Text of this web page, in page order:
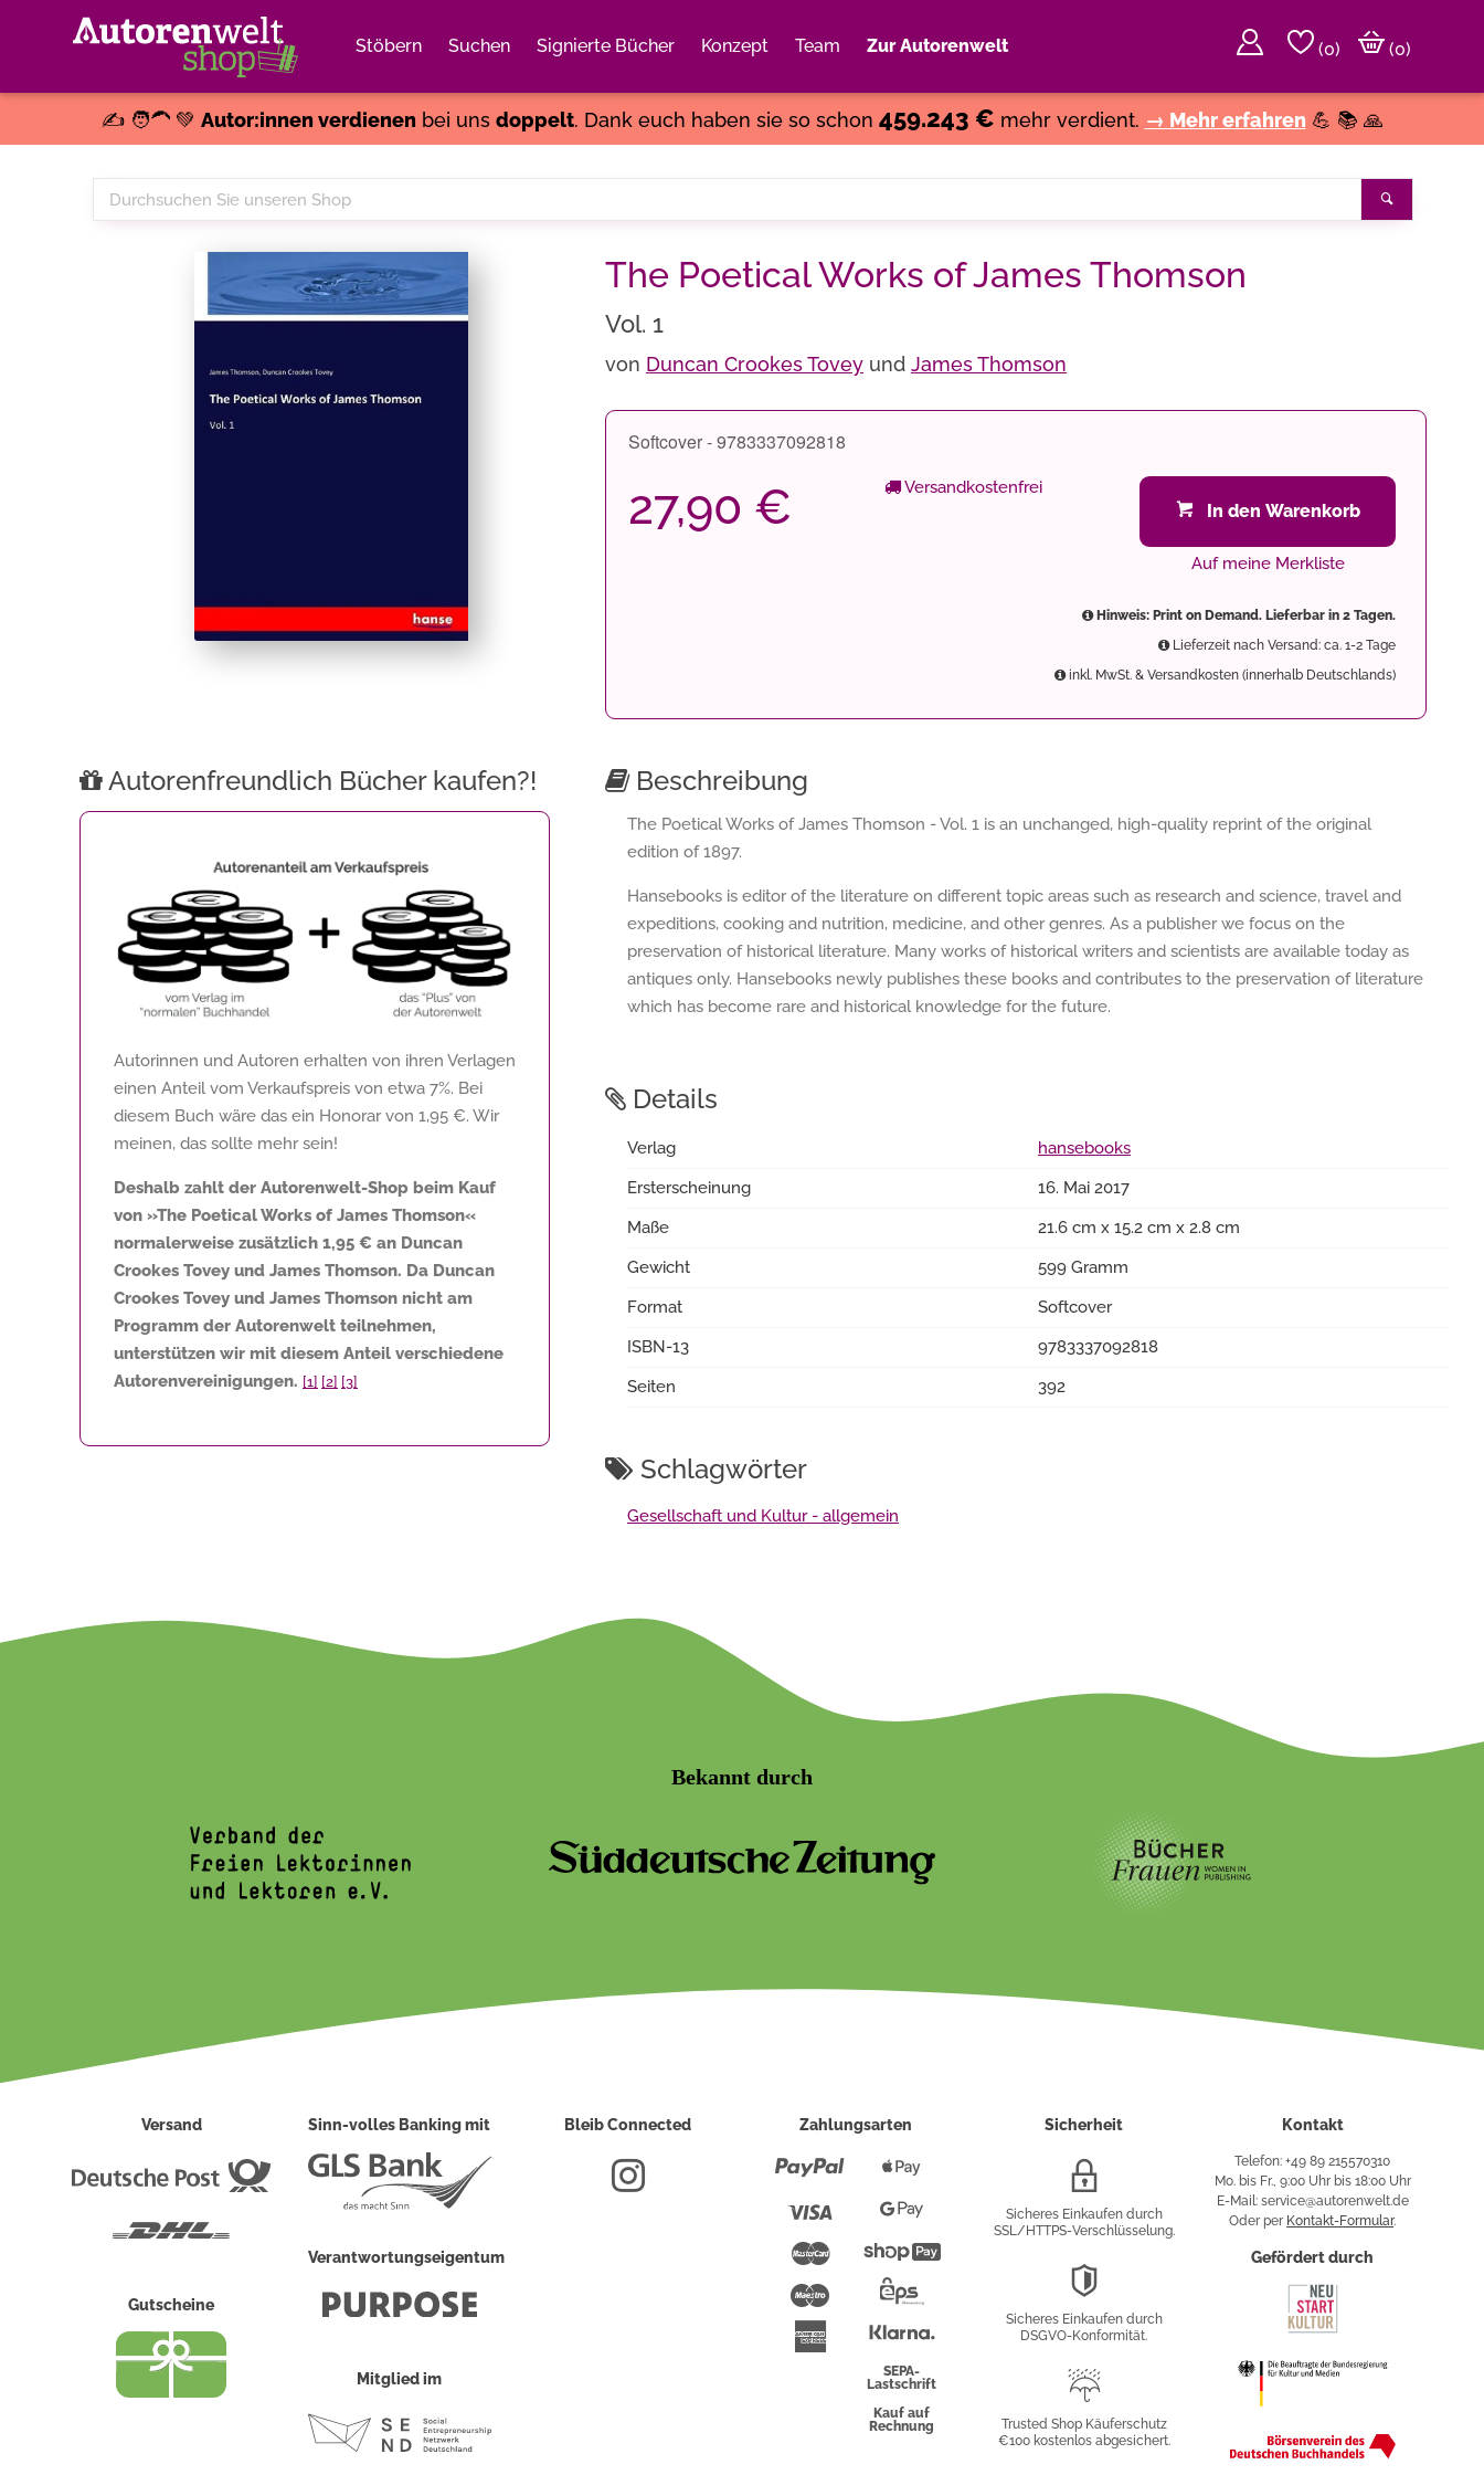
Stöbern Suchen Signierte Bücher Konzept Team Zur Autorenwelt (0)
(0)
✍️ 🧑‍🦱 💚 Autor:innen verdienenbei uns doppelt. Dank euch haben sie so schon 459.243 € mehr verdient. → Mehr erfahren 💪 📚 🙏
Durchsuchen
Sie
The Poetical Works of James Thomson
Vol. 1
von Duncan Crookes Tovey und James Thomson
Softcover - 9783337092818
27,90 € Versandkostenfrei
In den Warenkorb
Auf meine Merkliste
Hinweis: Print on Demand. Lieferbar in 2 Tagen.
Lieferzeit nach Versand: ca. 1-2 Tage
inkl. MwSt. & Versandkosten (innerhalb Deutschlands)
Autorenfreundlich Bücher kaufen?!
Autorinnen und Autoren erhalten von ihren Verlagen
einen Anteil vom Verkaufspreis von etwa 7%. Bei
diesem Buch wäre das ein Honorar von 1,95 €. Wir
meinen, das sollte mehr sein!
Deshalb zahlt der Autorenwelt-Shop beim Kauf
von »The Poetical Works of James Thomson«
normalerweise zusätzlich 1,95 € an Duncan
Crookes Tovey und James Thomson. Da Duncan
Crookes Tovey und James Thomson nicht am
Programm der Autorenwelt teilnehmen,
unterstützen wir mit diesem Anteil verschiedene
Autorenvereinigungen. [1] [2] [3]
Beschreibung
The Poetical Works of James Thomson - Vol. 1 is an unchanged, high-quality reprint of the original
edition of 1897.
Hansebooks is editor of the literature on different topic areas such as research and science, travel and
expeditions, cooking and nutrition, medicine, and other genres. As a publisher we focus on the
preservation of historical literature. Many works of historical writers and scientists are available today as
antiques only. Hansebooks newly publishes these books and contributes to the preservation of literature
which has become rare and historical knowledge for the future.
Details
Verlag
hansebooks
Ersterscheinung
16. Mai 2017
Maße
21.6 cm x 15.2 cm x 2.8 cm
Gewicht
599 Gramm
Format
Softcover
ISBN-13
9783337092818
Seiten
392
Schlagwörter
Gesellschaft und Kultur - allgemein
Bekannt durch
Versand
Deutsche
Gutscheine
Sinn-volles Banking mit
Verantwortungseigentum
Mitglied im
Bleib Connected Zahlungsarten
Paypal
Mastercard
Maestro
American
Express
Pay
PayShopify
Überweisung
SEPA-
Lastschrift
Kauf auf
Rechnung
Sicherheit
Verschlüsselung
Sicheres Einkaufen durch
SSL/HTTPS-Verschlüsselung.
Sicheres Einkaufen durch
DSGVO-Konformität.
Käuferschutz
Trusted Shop Käuferschutz
€100 kostenlos abgesichert.
Kontakt
Telefon: +49 89 215570310
Mo. bis Fr., 9:00 Uhr bis 18:00 Uhr
E-Mail: service@autorenwelt.de
Oder per Kontakt-Formular.
Gefördert durch